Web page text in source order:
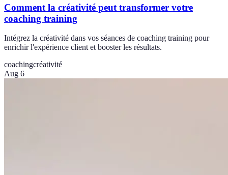
Comment la créativité peut transformer votre
coaching training
Intégrez la créativité dans vos séances de coaching training pour
enrichir l'expérience client et booster les résultats.
coachingcréativité
Aug 6